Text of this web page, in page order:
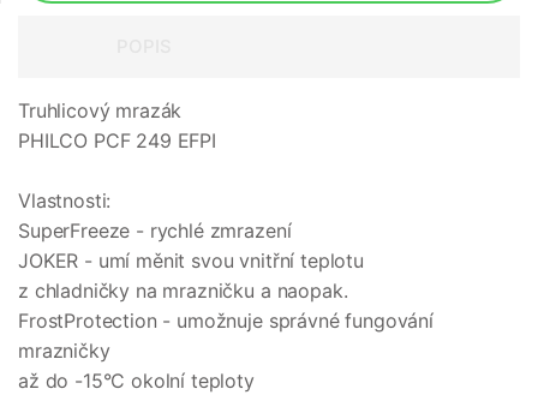
Truhlicový mrazák
PHILCO PCF 249 EFPI
Vlastnosti:
SuperFreeze - rychlé zmrazení
JOKER - umí měnit svou vnitřní teplotu
z chladničky na mrazničku a naopak.
FrostProtection - umožnuje správné fungování
mrazničky
až do -15°C okolní teploty